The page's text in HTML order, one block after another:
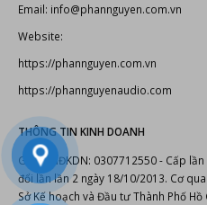
Email: info@phannguyen.com.vn
Website:
https://phannguyen.com.vn
https://phannguyenaudio.com
THÔNG TIN KINH DOANH
Giấy CNĐKDN: 0307712550 - Cấp
đổi lần lần 2 ngày 18/10/2013. Cơ
Sở Kế hoạch và Đầu tư Thành Phố